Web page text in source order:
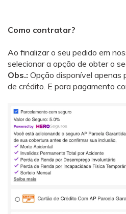
Como contratar?
Ao finalizar o seu pedido em
selecionar a opção de obter o
Obs.: Opção disponível apenas
de crédito. E para pagamento